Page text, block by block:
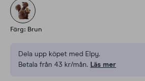
Färg: Brun
Dela upp köpet med Elpy.
Betala från 43 kr/mån. Läs mer